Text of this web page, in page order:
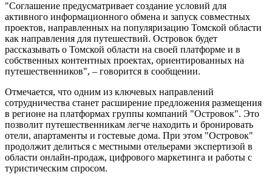
"Соглашение предусматривает создание условий для
активного информационного обмена и запуск совместных
проектов, направленных на популяризацию Томской области
как направления для путешествий. Островок будет
рассказывать о Томской области на своей платформе и в
собственных контентных проектах, ориентированных на
путешественников", – говорится в сообщении.
Отмечается, что одним из ключевых направлений
сотрудничества станет расширение предложения размещения
в регионе на платформах группы компаний "Островок". Это
позволит путешественникам легче находить и бронировать
отели, апартаменты и гостевые дома. При этом "Островок"
продолжит делиться с местными отельерами экспертизой в
области онлайн-продаж, цифрового маркетинга и работы с
туристическим спросом.